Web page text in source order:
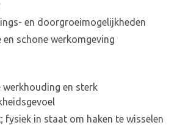
en doorgroeimogelijkheden
en schone werkomgeving
werkhouding en sterk
fysiek in staat om haken te wisselen